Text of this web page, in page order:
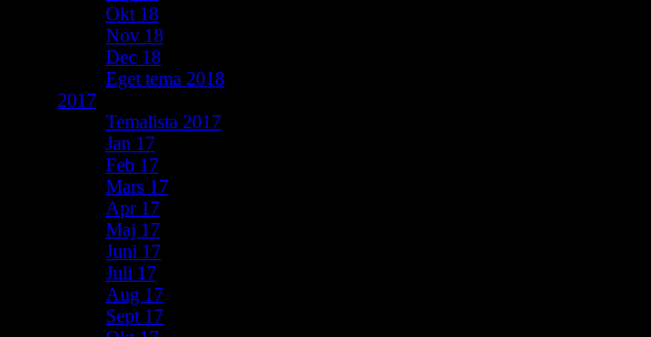
Okt 18
Nov 18
Dec 18
Eget tema 2018
2017
Temalista 2017
Jan 17
Feb 17
Mars 17
Apr 17
Maj 17
Juni 17
Juli 17
Aug 17
Sept 17